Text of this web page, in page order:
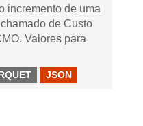
incremento de uma
de Custo
Valores para
JSON